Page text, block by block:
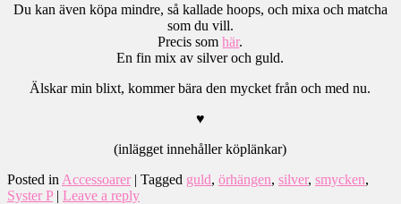
Du kan även köpa mindre, så kallade hoops, och mixa och matcha
som du vill.
Precis somhär.
En fin mix av silver och guld.
Älskar min blixt, kommer bära den mycket från och med nu.
♥
(inlägget innehåller köplänkar)
Posted in Accessoarer | Tagged guld, örhängen, silver, smycken,
Syster P | Leave a reply